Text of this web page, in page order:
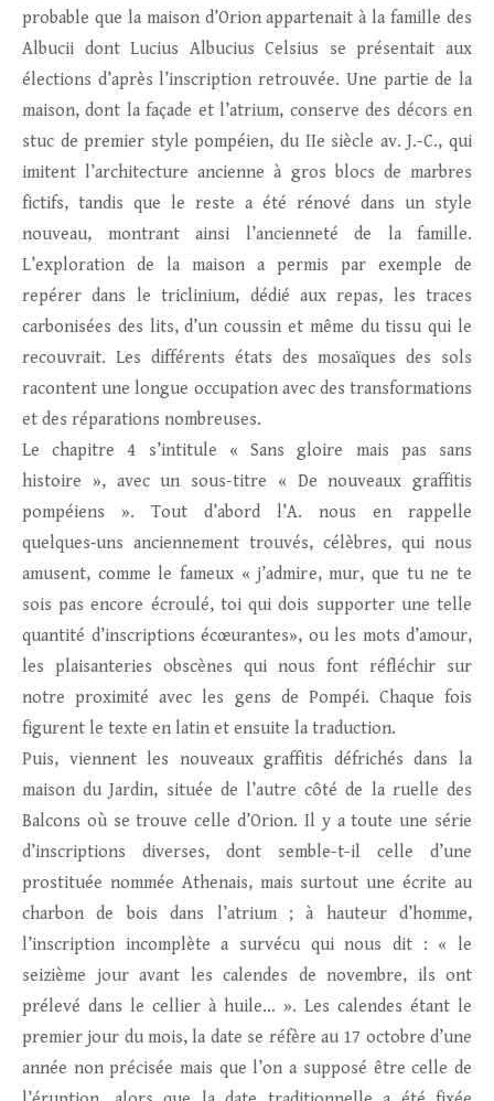
probable que la maison d’Orion appartenait à la famille des
Albucii dont Lucius Albucius Celsius se présentait aux
élections d’après l’inscription retrouvée. Une partie de la
maison, dont la façade et l’atrium, conserve des décors en
stuc de premier style pompéien, du IIe siècle av. J.-C., qui
imitent l’architecture ancienne à gros blocs de marbres
fictifs, tandis que le reste a été rénové dans un style
nouveau, montrant ainsi l’ancienneté de la famille.
L’exploration de la maison a permis par exemple de
repérer dans le triclinium, dédié aux repas, les traces
carbonisées des lits, d’un coussin et même du tissu qui le
recouvrait. Les différents états des mosaïques des sols
racontent une longue occupation avec des transformations
et des réparations nombreuses.
Le chapitre 4 s’intitule « Sans gloire mais pas sans
histoire », avec un sous-titre « De nouveaux graffitis
pompéiens ». Tout d’abord l’A. nous en rappelle
quelques‑uns anciennement trouvés, célèbres, qui nous
amusent, comme le fameux « j’admire, mur, que tu ne te
sois pas encore écroulé, toi qui dois supporter une telle
quantité d’inscriptions écœurantes», ou les mots d’amour,
les plaisanteries obscènes qui nous font réfléchir sur
notre proximité avec les gens de Pompéi. Chaque fois
figurent le texte en latin et ensuite la traduction.
Puis, viennent les nouveaux graffitis défrichés dans la
maison du Jardin, située de l’autre côté de la ruelle des
Balcons où se trouve celle d’Orion. Il y a toute une série
d’inscriptions diverses, dont semble-t-il celle d’une
prostituée nommée Athenais, mais surtout une écrite au
charbon de bois dans l’atrium ; à hauteur d’homme,
l’inscription incomplète a survécu qui nous dit : « le
seizième jour avant les calendes de novembre, ils ont
prélevé dans le cellier à huile… ». Les calendes étant le
premier jour du mois, la date se réfère au 17 octobre d’une
année non précisée mais que l’on a supposé être celle de